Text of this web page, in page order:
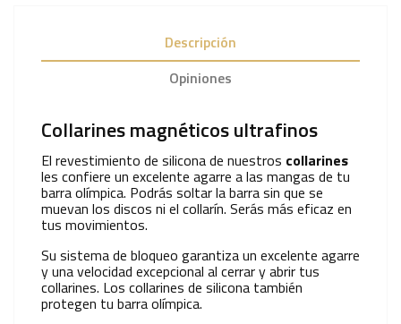
Descripción
Opiniones
Collarines magnéticos ultrafinos
El revestimiento de silicona de nuestros collarines
les confiere un excelente agarre a las mangas de tu
barra olímpica. Podrás soltar la barra sin que se
muevan los discos ni el collarín. Serás más eficaz en
tus movimientos.
Su sistema de bloqueo garantiza un excelente agarre
y una velocidad excepcional al cerrar y abrir tus
collarines. Los collarines de silicona también
protegen tu barra olímpica.